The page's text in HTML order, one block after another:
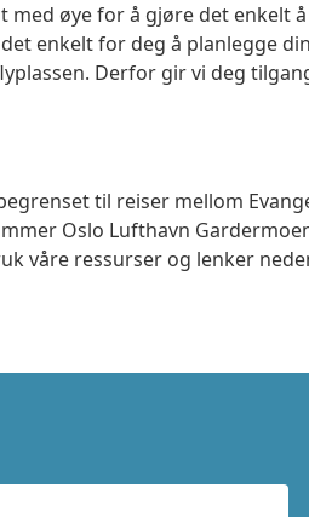
med øye for å gjøre det enkelt
enkelt for deg å planlegge
Derfor gir vi deg
til reiser mellom
Oslo Lufthavn
våre ressurser og lenker